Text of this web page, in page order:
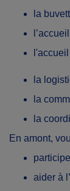
la
la
la
la
En amont,
aider à